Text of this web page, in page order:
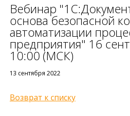
Вебинар
основа безопасной
автоматизации
предприятия" 16
10:00 (МСК)
13 сентября 2022
Возврат к списку